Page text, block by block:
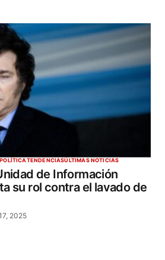
POLÍTICATENDENCIASÚLTIMAS NOTICIAS
de Información
su rol contra el lavado de
2025